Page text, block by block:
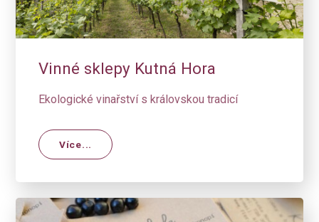
Vinné sklepy Kutná Hora
Ekologické vinařství s královskou tradicí
Více...